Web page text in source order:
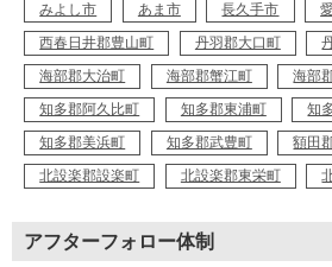
みよし市
あま市 長久手市
西春日井郡豊山町
丹羽郡大口町
海部郡大治町
海部郡蟹江町
海部
知多郡阿久比町
知多郡東浦町
知
知多郡美浜町
知多郡武豊町
額田
北設楽郡設楽町
北設楽郡東栄町
アフターフォロー体制